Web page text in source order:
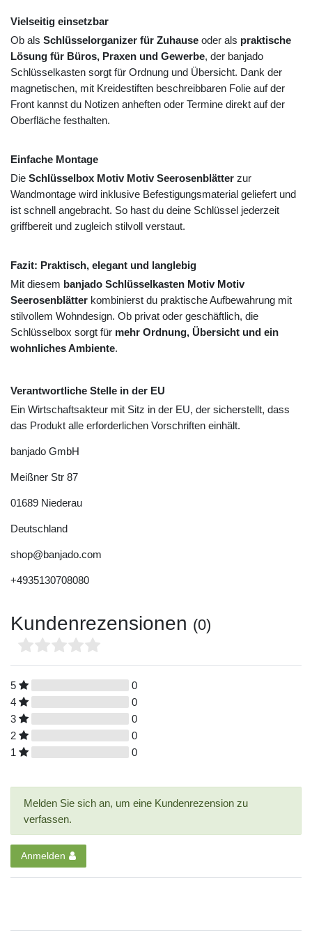
Vielseitig einsetzbar
Ob als Schlüsselorganizer für Zuhause oder als praktische
Lösung für Büros, Praxen und Gewerbe, der banjado
Schlüsselkasten sorgt für Ordnung und Übersicht. Dank der
magnetischen, mit Kreidestiften beschreibbaren Folie auf der
Front kannst du Notizen anheften oder Termine direkt auf der
Oberfläche festhalten.
Einfache Montage
Die Schlüsselbox Motiv Motiv Seerosenblätter zur
Wandmontage wird inklusive Befestigungsmaterial geliefert und
ist schnell angebracht. So hast du deine Schlüssel jederzeit
griffbereit und zugleich stilvoll verstaut.
Fazit: Praktisch, elegant und langlebig
Mit diesem banjado Schlüsselkasten Motiv Motiv
Seerosenblätter kombinierst du praktische Aufbewahrung mit
stilvollem Wohndesign. Ob privat oder geschäftlich, die
Schlüsselbox sorgt für mehr Ordnung, Übersicht und ein
wohnliches Ambiente.
Verantwortliche Stelle in der EU
Ein Wirtschaftsakteur mit Sitz in der EU, der sicherstellt, dass
das Produkt alle erforderlichen Vorschriften einhält.
banjado GmbH
Meißner Str 87
01689 Niederau
Deutschland
shop@banjado.com
+4935130708080
Kundenrezensionen (0)
5
0
4
0
3
0
2
0
1
0
Melden Sie sich an, um eine Kundenrezension zu
verfassen.
Anmelden